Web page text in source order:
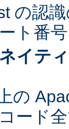
の認
ト番
イテ
の
ード